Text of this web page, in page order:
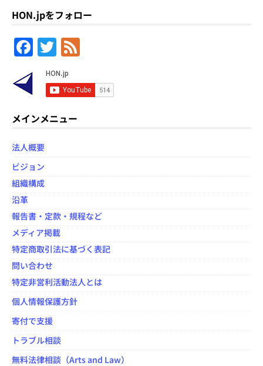
HON.jpをフォロー
F
a
b
o
o
k
T
w
itt
er
e
d
メインメニュー
法人概要
ビジョン
組織構成
沿革
報告書・定款・規程など
メディア掲載
特定商取引法に基づく表記
問い合わせ
特定非営利活動法人とは
個人情報保護方針
寄付で支援
トラブル相談
無料法律相談（Arts and Law）